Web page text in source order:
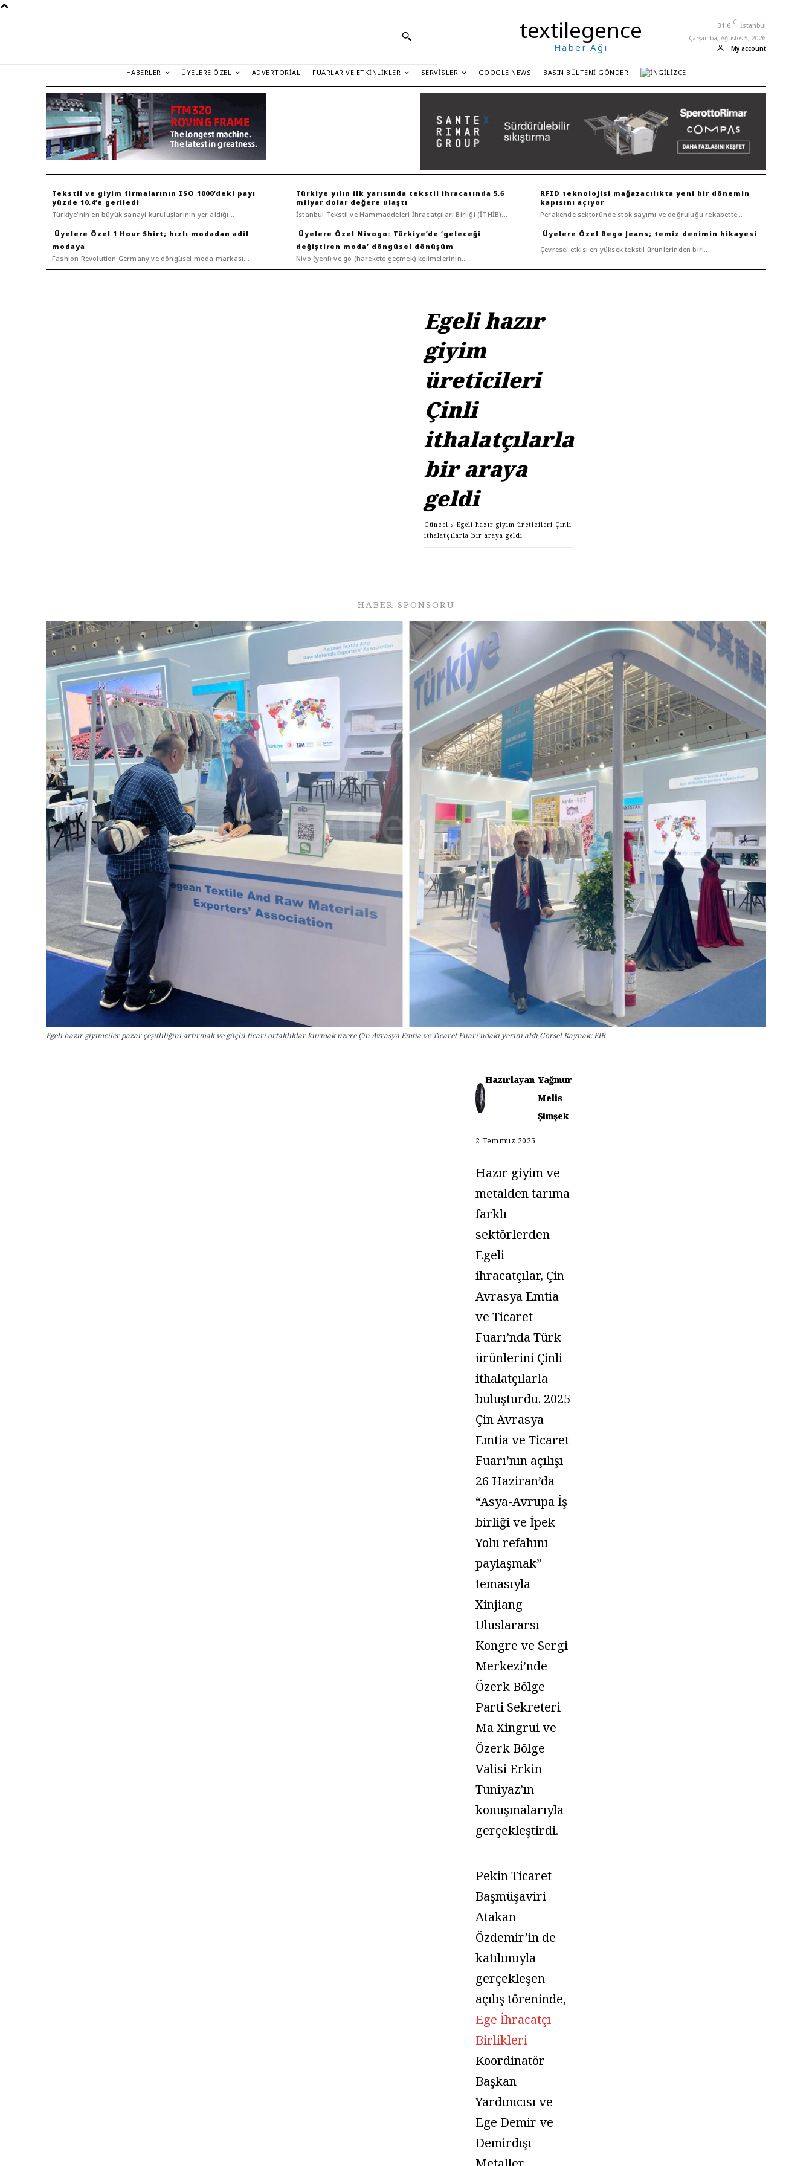
textilegence
Haber Ağı
31.6 C İstanbul
Çarşamba, Ağustos 5, 2026
My account
HABERLER ÜYELERE ÖZEL ADVERTORIAL FUARLAR VE ETKINLIKLER SERVISLER GOOGLE NEWS BASIN BÜLTENI GÖNDER
Tekstil ve giyim firmalarının ISO 1000’deki payı
yüzde 10,4’e geriledi
Türkiye'nin en büyük sanayi kuruluşlarının yer aldığı...
Türkiye yılın ilk yarısında tekstil ihracatında 5,6
milyar dolar değere ulaştı
İstanbul Tekstil ve Hammaddeleri İhracatçıları Birliği (İTHİB)...
RFID teknolojisi mağazacılıkta yeni bir dönemin
kapısını açıyor
Perakende sektöründe stok sayımı ve doğruluğu rekabette...
1 Hour Shirt; hızlı modadan adil
modaya
Fashion Revolution Germany ve döngüsel moda markası...
Nivogo: Türkiye’de ‘geleceği
değiştiren moda’ döngüsel dönüşüm
Nivo (yeni) ve go (harekete geçmek) kelimelerinin...
Bego Jeans; temiz denimin hikayesi
Çevresel etkisi en yüksek tekstil ürünlerinden biri...
Egeli hazır
giyim
üreticileri
Çinli
ithalatçılarla
bir araya
geldi
Güncel
Egeli hazır giyim üreticileri Çinli
ithalatçılarla bir araya geldi
- HABER SPONSORU -
Egeli hazır giyimciler pazar çeşitliliğini artırmak ve güçlü ticari ortaklıklar kurmak üzere Çin Avrasya Emtia ve Ticaret Fuarı’ndaki yerini aldı Görsel Kaynak: EİB
Hazırlayan Yağmur
Melis
Şimşek
2 Temmuz 2025
Hazır giyim ve
metalden tarıma
farklı
sektörlerden
Egeli
ihracatçılar, Çin
Avrasya Emtia
ve Ticaret
Fuarı’nda Türk
ürünlerini Çinli
ithalatçılarla
buluşturdu. 2025
Çin Avrasya
Emtia ve Ticaret
Fuarı’nın açılışı
26 Haziran’da
“Asya-Avrupa İş
birliği ve İpek
Yolu refahını
paylaşmak”
temasıyla
Xinjiang
Uluslararsı
Kongre ve Sergi
Merkezi’nde
Özerk Bölge
Parti Sekreteri
Ma Xingrui ve
Özerk Bölge
Valisi Erkin
Tuniyaz’ın
konuşmalarıyla
gerçekleştirdi.
Pekin Ticaret
Başmüşaviri
Atakan
Özdemir’in de
katılımıyla
gerçekleşen
açılış töreninde,
Ege İhracatçı
Birlikleri
Koordinatör
Başkan
Yardımcısı ve
Ege Demir ve
Demirdışı